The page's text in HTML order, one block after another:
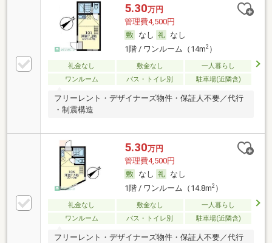
5.30万円
管理費4,500円
なし
なし
1階 / ワンルーム（14m2）
礼金なし 敷金なし
一人暮らし
ワンルーム
バス・トイレ別 駐車場(近隣含)
フリーレント・デザイナーズ物件・保証人不要／代行
・制震構造
5.30万円
管理費4,500円
なし
なし
1階 / ワンルーム（14.8m2）
礼金なし 敷金なし
一人暮らし
ワンルーム
バス・トイレ別 駐車場(近隣含)
フリーレント・デザイナーズ物件・保証人不要／代行